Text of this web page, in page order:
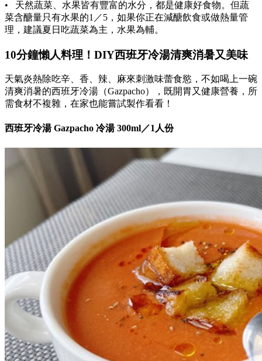
• 天然蔬菜、水果皆有豐富的水分，都是健康好食物。但蔬
菜含醣量只有水果的1／5，如果你正在減醣飲食或做熱量管
理，建議夏日吃蔬菜為主，水果為輔。
10分鐘懶人料理！DIY西班牙冷湯清爽消暑又美味
天氣炎熱除吃辛、香、辣、麻來刺激味蕾食慾，不如喝上一碗
清爽消暑的西班牙冷湯（Gazpacho），既開胃又健康營養，所
需食材不複雜，在家也能嘗試製作看看！
西班牙冷湯 Gazpacho 冷湯 300ml／1人份